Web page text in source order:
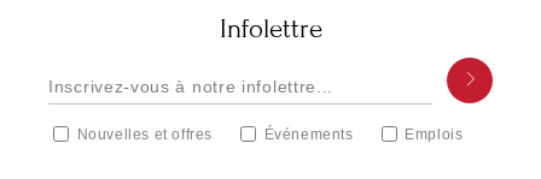
Infolettre
Nouvelles et offres Événements Emplois